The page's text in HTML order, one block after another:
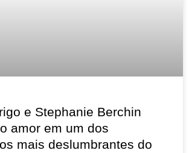
e Stephanie Berchin
amor em um dos
mais deslumbrantes do